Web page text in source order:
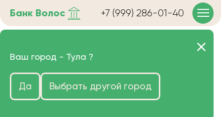
Банк Волос +7 (999) 286-01-40
Продать волосы в Туле
очень дорого
Цена зависит от длины, цвета и структуры
Ваш город - Тула ?
Да Выбрать другой город